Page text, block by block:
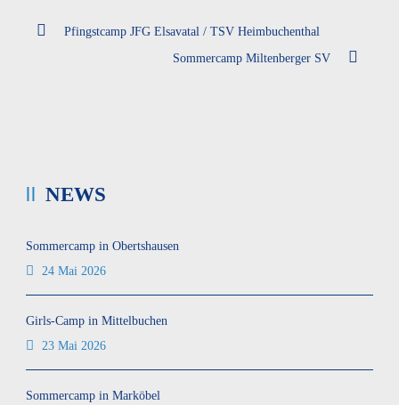
Pfingstcamp JFG Elsavatal / TSV Heimbuchenthal
Sommercamp Miltenberger SV
NEWS
Sommercamp in Obertshausen
24 Mai 2026
Girls-Camp in Mittelbuchen
23 Mai 2026
Sommercamp in Marköbel